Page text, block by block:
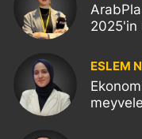
2025'in
ESLEM